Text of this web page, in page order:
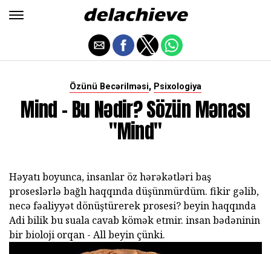
Özünü Becərilməsi, Psixologiya
Mind - Bu Nədir? Sözün Mənası
"mind"
Həyatı boyunca, insanlar öz hərəkətləri baş
proseslərlə bağlı haqqında düşünmürdüm. fikir gəlib,
necə fəaliyyət dönüştürerek prosesi? beyin haqqında
Adi bilik bu suala cavab kömək etmir. insan bədəninin
bir bioloji orqan - All beyin çünki.